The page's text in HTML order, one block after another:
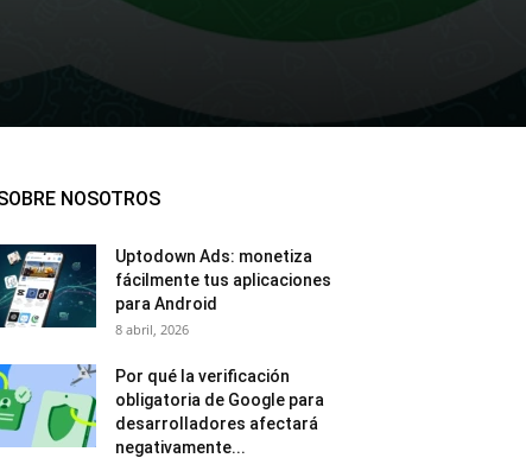
NOSOTROS
Uptodown Ads: monetiza
fácilmente tus aplicaciones
para Android
8 abril, 2026
Por qué la verificación
obligatoria de Google para
desarrolladores afectará
negativamente...